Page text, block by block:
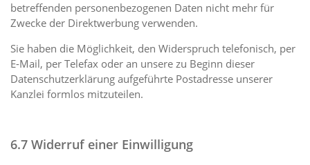
betreffenden personenbezogenen Daten nicht mehr für
Zwecke der Direktwerbung verwenden.
Sie haben die Möglichkeit, den Widerspruch telefonisch, per
E-Mail, per Telefax oder an unsere zu Beginn dieser
Datenschutzerklärung aufgeführte Postadresse unserer
Kanzlei formlos mitzuteilen.
6.7 Widerruf einer Einwilligung